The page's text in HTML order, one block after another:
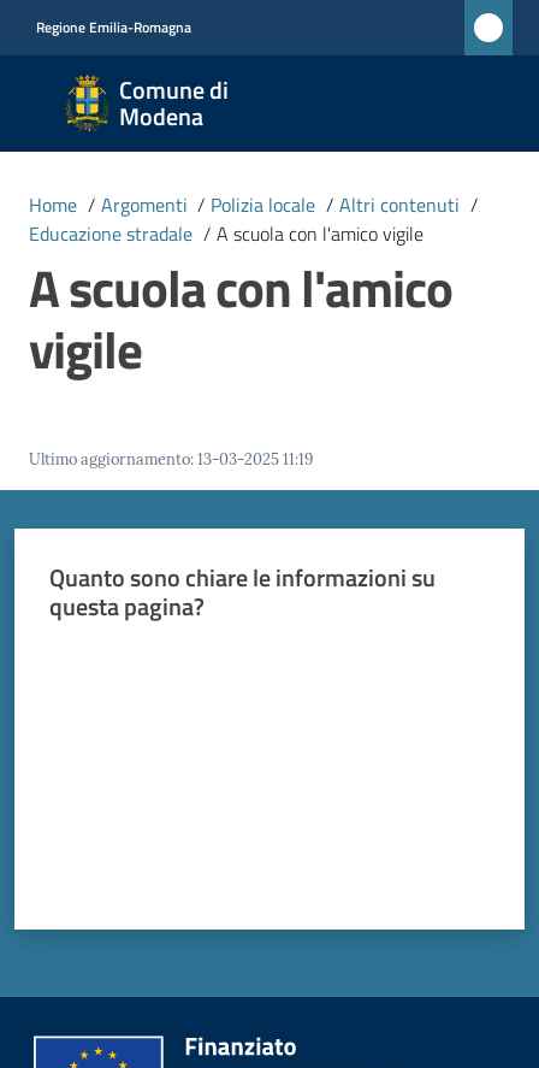
Regione Emilia-Romagna
Comune di
Modena
Comune
di
Modena
CIVICA
MONET
Amministrazione
Modena
Home / Argomenti / Polizia locale / Altri contenuti /
Educazione stradale / A scuola con l'amico vigile
A scuola con l'amico
vigile
Ultimo aggiornamento:13-03-2025 11:19
Quanto sono chiare le informazioni su
questa pagina?